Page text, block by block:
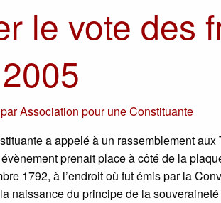
le vote des
parAssociation pour une Constituante
a appelé à un rassemblement
prenait place à côté de la
1792, à l’endroit où fut émis par la
naissance du principe de la